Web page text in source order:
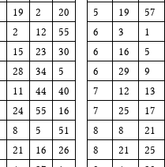
19 2 20 5 19
57
2 12 55 6 3
1
15 23 30 6 16
5
28 34 5 6 29
9
11 44 40 7 12
13
24 55 16 7 25
17
8 5 51 8 8
21
21 16 26 8 21
25